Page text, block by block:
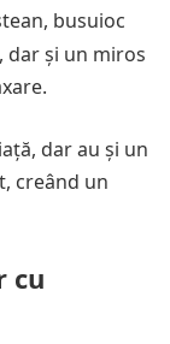
busuioc
dar și un miros
dar au și un
creând un
cu